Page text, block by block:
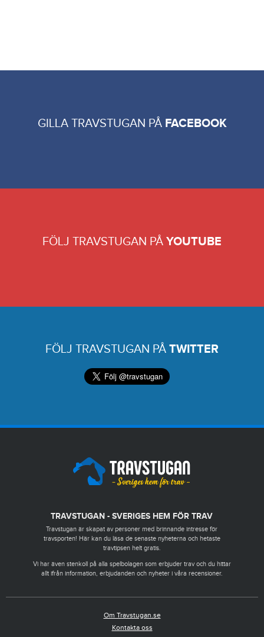
GILLA TRAVSTUGAN PÅ FACEBOOK
FÖLJ TRAVSTUGAN PÅ YOUTUBE
FÖLJ TRAVSTUGAN PÅ TWITTER
TRAVSTUGAN - SVERIGES HEM FÖR TRAV
Travstugan är skapat av personer med brinnande intresse för
travsporten! Här kan du läsa de senaste nyheterna och hetaste
travtipsen helt gratis.
Vi har även stenkoll på alla spelbolagen som erbjuder trav och du hittar
allt ifrån information, erbjudanden och nyheter i våra recensioner.
Om Travstugan.se
Kontakta oss